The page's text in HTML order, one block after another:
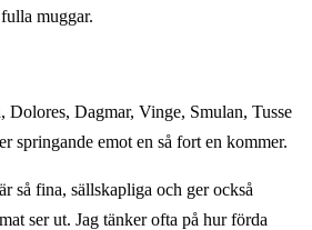
muggar.
Dolores, Dagmar, Vinge, Smulan, Tusse
springande emot en så fort en kommer.
så fina, sällskapliga och ger också
ser ut. Jag tänker ofta på hur förda